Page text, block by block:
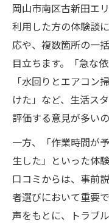
暮らしのマ
解説
ハウスクリ
料金や対応の
ハウスクリ
岡山市南
特徴
利用者評価
重視術
岡山市南区古新田エ
利用した方の体験談
応や、複数箇所の一
目立ちます。「急な
「水回りとエアコン
けた」など、生活ス
評価する意見が多いの
一方、「作業時間が
生した」といった体
口コミからは、事前
者選びにおいて重要
声をもとに、トラブ